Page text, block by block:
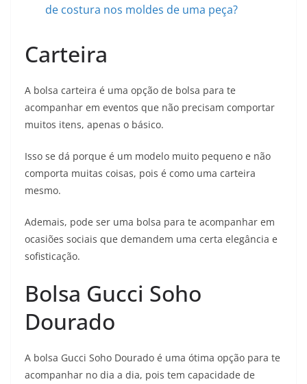
de costura nos moldes de uma peça?
Carteira
A bolsa carteira é uma opção de bolsa para te
acompanhar em eventos que não precisam comportar
muitos itens, apenas o básico.
Isso se dá porque é um modelo muito pequeno e não
comporta muitas coisas, pois é como uma carteira
mesmo.
Ademais, pode ser uma bolsa para te acompanhar em
ocasiões sociais que demandem uma certa elegância e
sofisticação.
Bolsa Gucci Soho
Dourado
A bolsa Gucci Soho Dourado é uma ótima opção para te
acompanhar no dia a dia, pois tem capacidade de